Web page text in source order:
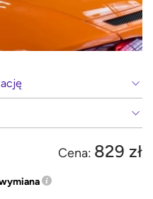
Cena: 829 zł